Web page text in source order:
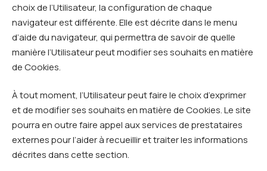
choix de l’Utilisateur, la configuration de chaque
navigateur est différente. Elle est décrite dans le menu
d’aide du navigateur, qui permettra de savoir de quelle
manière l’Utilisateur peut modifier ses souhaits en matière
de Cookies.
À tout moment, l’Utilisateur peut faire le choix d’exprimer
et de modifier ses souhaits en matière de Cookies. Le site
pourra en outre faire appel aux services de prestataires
externes pour l’aider à recueillir et traiter les informations
décrites dans cette section.